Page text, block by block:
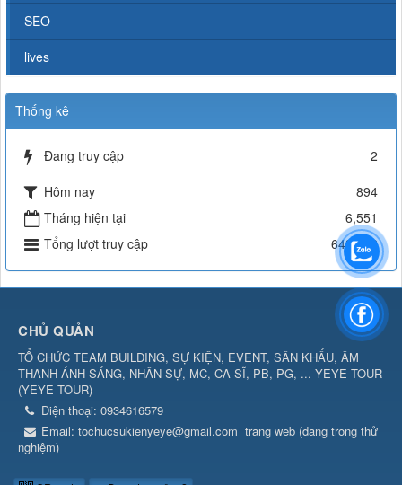
SEO
lives
Thống kê
Đang truy cập
2
Hôm nay
894
Tháng hiện tại
6,551
Tổng lượt truy cập
643,382
CHỦ QUẢN
TỔ CHỨC TEAM BUILDING, SỰ KIỆN, EVENT, SÂN KHẤU, ÂM
THANH ÁNH SÁNG, NHÂN SỰ, MC, CA SĨ, PB, PG, ... YEYE TOUR
(YEYE TOUR)
Điện thoại: 0934616579
Email: tochucsukienyeye@gmail.com trang web (đang trong thử
nghiệm)